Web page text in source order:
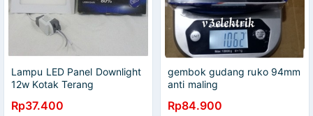
Lampu LED Panel Downlight
12w Kotak Terang
TOP****
Rp37.400
gembok gudang ruko 94mm
anti maling
Rp84.900